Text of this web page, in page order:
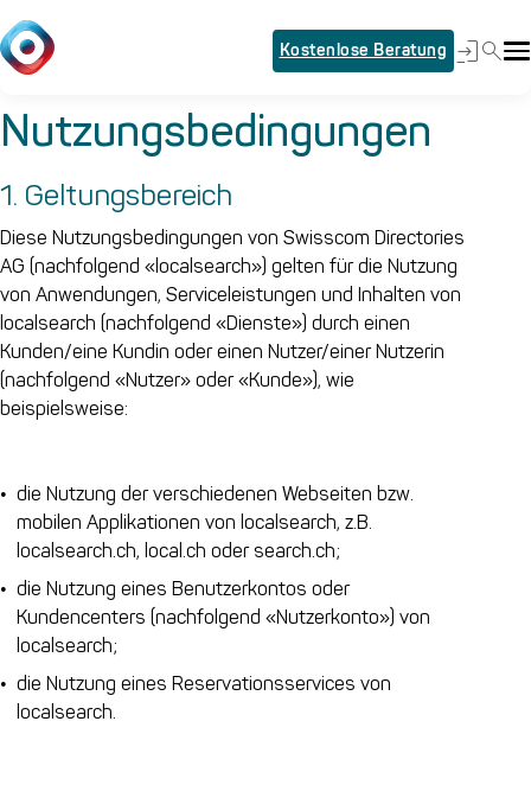
Kostenlose Beratung
Nutzungsbedingungen
1. Geltungsbereich
Diese Nutzungsbedingungen von Swisscom Directories
AG (nachfolgend «localsearch») gelten für die Nutzung
von Anwendungen, Serviceleistungen und Inhalten von
localsearch (nachfolgend «Dienste») durch einen
Kunden/eine Kundin oder einen Nutzer/einer Nutzerin
(nachfolgend «Nutzer» oder «Kunde»), wie
beispielsweise:
die Nutzung der verschiedenen Webseiten bzw.
mobilen Applikationen von localsearch, z.B.
localsearch.ch, local.ch oder search.ch;
die Nutzung eines Benutzerkontos oder
Kundencenters (nachfolgend «Nutzerkonto») von
localsearch;
die Nutzung eines Reservationsservices von
localsearch.